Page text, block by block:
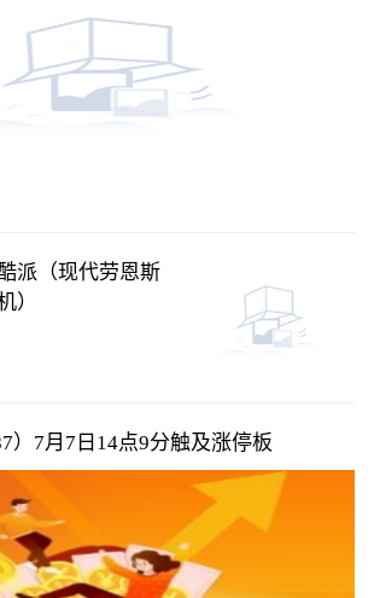
派（现代劳恩斯
）
）7月7日14点9分触及涨停板